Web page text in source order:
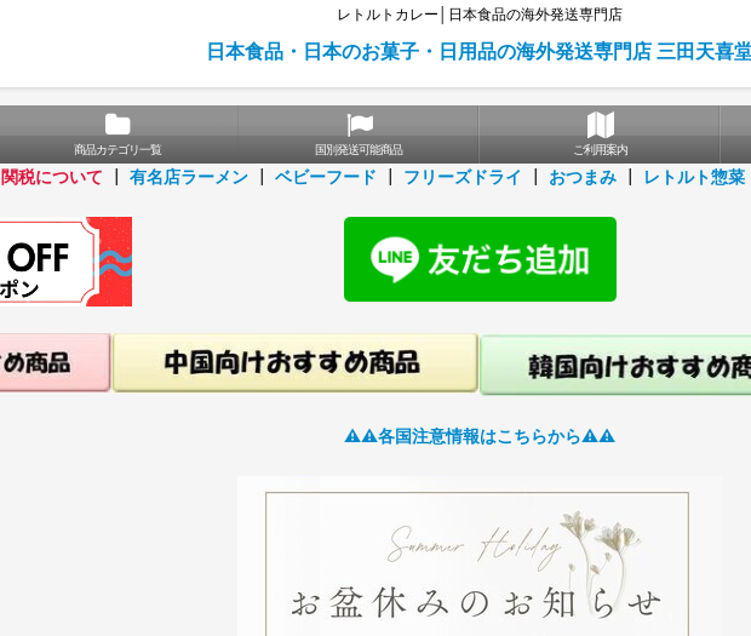
レトルトカレー│日本食品の海外発送専門店
日本食品・日本のお菓子・日用品の海外発送専門店 三田天喜
商品カテゴリ一覧 国別発送可能商品 ご利用案内
関税について 有名店ラーメン ベビーフード フリーズドライ おつまみ レトルト惣菜
⚠️⚠️各国注意情報はこちらから⚠️⚠️